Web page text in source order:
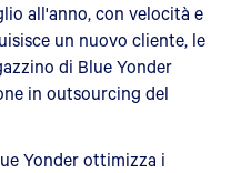
all'anno, con velocità e
un nuovo cliente, le
di Blue Yonder
in outsourcing del
Yonder ottimizza i